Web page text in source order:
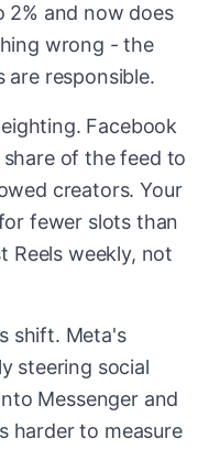
2% and now does
wrong - the
are responsible.
Facebook
of the feed to
creators. Your
fewer slots than
Reels weekly, not
shift. Meta's
steering social
Messenger and
harder to measure